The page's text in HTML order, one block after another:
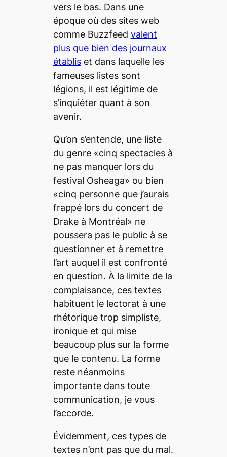
vers le bas. Dans une
époque où des sites web
comme Buzzfeed valent
plus que bien des journaux
établiset dans laquelle les
fameuses listes sont
légions, il est légitime de
s’inquiéter quant à son
avenir.
Qu’on s’entende, une liste
du genre «cinq spectacles à
ne pas manquer lors du
festival Osheaga» ou bien
«cinq personne que j’aurais
frappé lors du concert de
Drake à Montréal» ne
poussera pas le public à se
questionner et à remettre
l’art auquel il est confronté
en question. À la limite de la
complaisance, ces textes
habituent le lectorat à une
rhétorique trop simpliste,
ironique et qui mise
beaucoup plus sur la forme
que le contenu. La forme
reste néanmoins
importante dans toute
communication, je vous
l’accorde.
Évidemment, ces types de
textes n’ont pas que du mal.